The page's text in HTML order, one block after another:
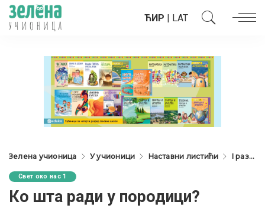
ЋИР | LAT
Зелена учионица У учионици Наставни листићи I разред
Свет око нас 1
Ко шта ради у породици?